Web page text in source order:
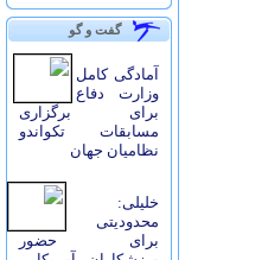
گفت و گو
آمادگی کامل
وزارت دفاع
برای برگزاری
مسابقات تکواندو
نظامیان جهان
خلیلی:
محدودیتی
برای حضور